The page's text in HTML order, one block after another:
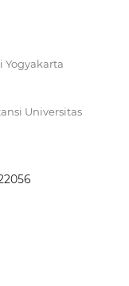
Yogyakarta
Universitas